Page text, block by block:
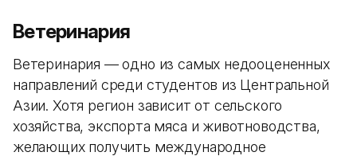
Ветеринария
Ветеринария — одно из самых недооцененных
направлений среди студентов из Центральной
Азии. Хотя регион зависит от сельского
хозяйства, экспорта мяса и животноводства,
желающих получить международное